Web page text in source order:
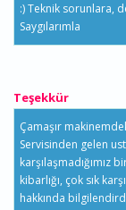
:) Teknik sorunlara,
Saygılarımla
Teşekkür
Çamaşır
Servisinden gelen
karşılaşmadığımız
kibarlığı, çok sık
hakkında